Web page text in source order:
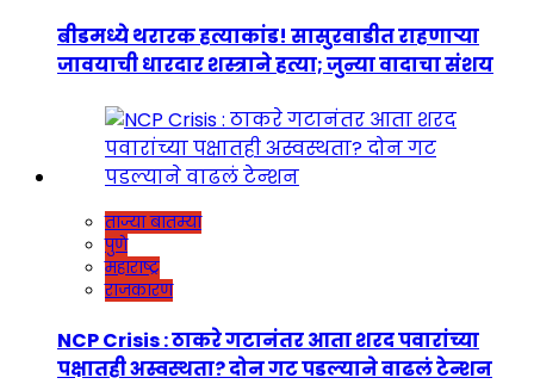
बीडमध्ये थरारक हत्याकांड! सासुरवाडीत राहणाऱ्या
जावयाची धारदार शस्त्राने हत्या; जुन्या वादाचा संशय
ताज्या बातम्या
पुणे
महाराष्ट्र
राजकारण
NCP Crisis : ठाकरे गटानंतर आता शरद पवारांच्या
पक्षातही अस्वस्थता? दोन गट पडल्याने वाढलं टेन्शन